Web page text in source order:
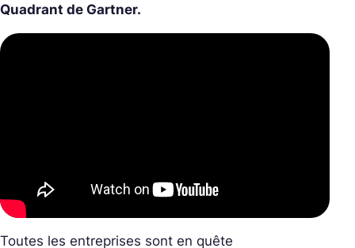
Quadrant de Gartner.
Toutes les entreprises sont en quête